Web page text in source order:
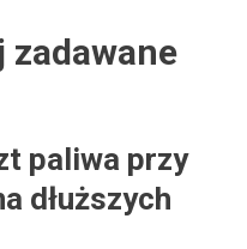
zadawane
paliwa przy
dłuższych